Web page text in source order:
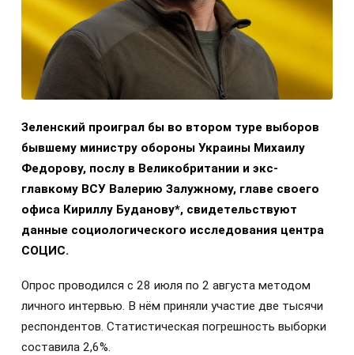
Зеленский проиграл бы во втором туре выборов
бывшему министру обороны Украины Михаилу
Федорову, послу в Великобритании и экс-
главкому ВСУ Валерию Залужному, главе своего
офиса Кириллу Буданову*, свидетельствуют
данные социологического исследования центра
СОЦИС.
Опрос проводился с 28 июля по 2 августа методом
личного интервью. В нём приняли участие две тысячи
респондентов. Статистическая погрешность выборки
составила 2,6%.